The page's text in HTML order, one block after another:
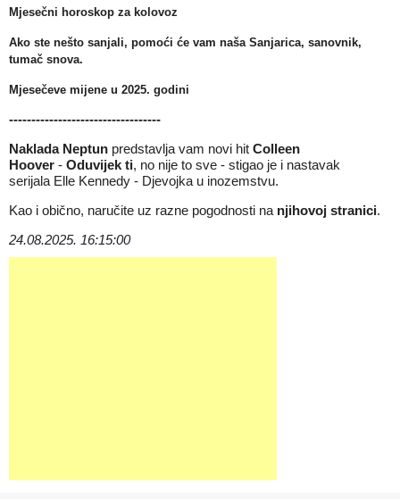
Mjesečni horoskop za kolovoz
Ako ste nešto sanjali, pomoći će vam naša Sanjarica, sanovnik,
tumač snova.
Mjesečeve mijene u 2025. godini
----------------------------------
Naklada Neptun predstavlja vam novi hit Colleen
Hoover - Oduvijek ti, no nije to sve - stigao je i nastavak
serijala Elle Kennedy - Djevojka u inozemstvu.
Kao i obično, naručite uz razne pogodnosti na njihovoj stranici.
24.08.2025. 16:15:00